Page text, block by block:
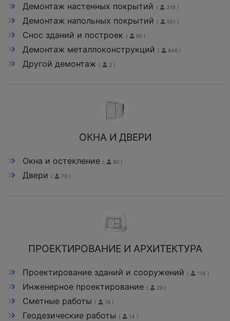
Демонтаж настенных покрытий ( 318 )
Демонтаж напольных покрытий ( 551 )
Снос зданий и построек ( 60 )
Демонтаж металлоконструкций ( 646 )
Другой демонтаж ( 2 )
ОКНА И ДВЕРИ
Окна и остекление ( 90 )
Двери ( 79 )
ПРОЕКТИРОВАНИЕ И АРХИТЕКТУРА
Проектирование зданий и сооружений ( 114 )
Инженерное проектирование ( 29 )
Сметные работы ( 16 )
Геодезические работы ( 14 )